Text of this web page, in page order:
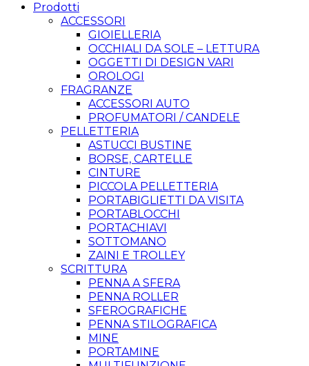
Prodotti
ACCESSORI
GIOIELLERIA
OCCHIALI DA SOLE – LETTURA
OGGETTI DI DESIGN VARI
OROLOGI
FRAGRANZE
ACCESSORI AUTO
PROFUMATORI / CANDELE
PELLETTERIA
ASTUCCI BUSTINE
BORSE, CARTELLE
CINTURE
PICCOLA PELLETTERIA
PORTABIGLIETTI DA VISITA
PORTABLOCCHI
PORTACHIAVI
SOTTOMANO
ZAINI E TROLLEY
SCRITTURA
PENNA A SFERA
PENNA ROLLER
SFEROGRAFICHE
PENNA STILOGRAFICA
MINE
PORTAMINE